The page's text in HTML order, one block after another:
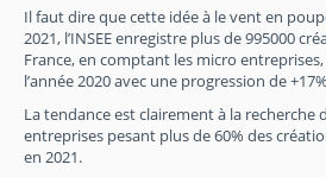
Il faut dire que cette idée à le vent en
2021, l’INSEE enregistre plus de 995000
France, en comptant les micro
l’année 2020 avec une progression de
La tendance est clairement à la recherche
entreprises pesant plus de 60% des
en 2021.